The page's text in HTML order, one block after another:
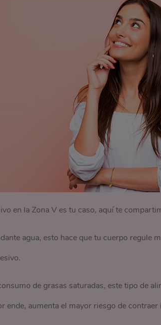
en la Zona V es tu caso, aquí te
agua, esto hace que tu cuerpo regule
de grasas saturadas, este tipo de
ende, aumenta el mayor riesgo de